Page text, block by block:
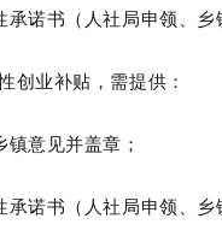
诺书（人社局申领、乡
创业补贴，需提供：
意见并盖章；
诺书（人社局申领、乡